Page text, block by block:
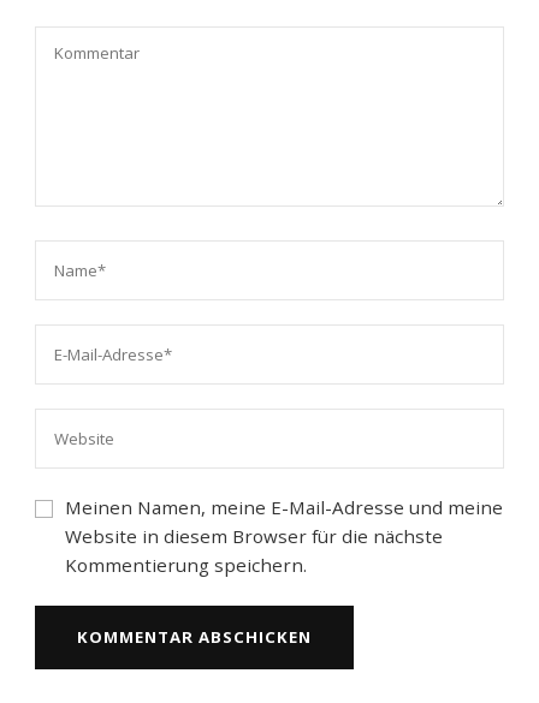
Meinen Namen, meine E-Mail-Adresse und meine
Website in diesem Browser für die nächste
Kommentierung speichern.